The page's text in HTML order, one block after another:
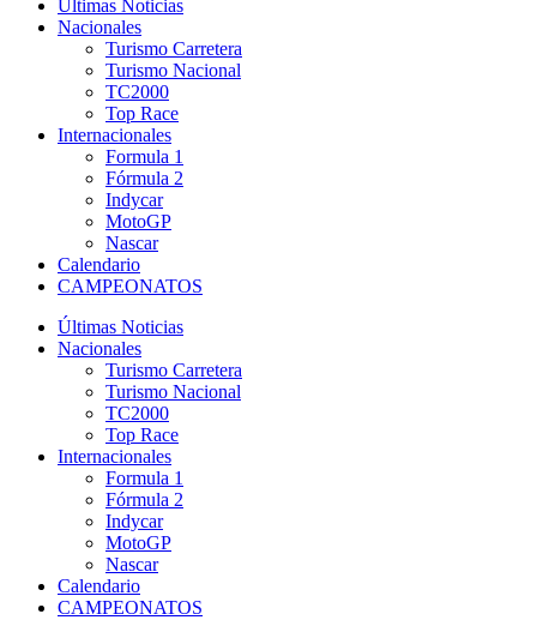
Últimas Noticias
Nacionales
Turismo Carretera
Turismo Nacional
TC2000
Top Race
Internacionales
Formula 1
Fórmula 2
Indycar
MotoGP
Nascar
Calendario
CAMPEONATOS
Últimas Noticias
Nacionales
Turismo Carretera
Turismo Nacional
TC2000
Top Race
Internacionales
Formula 1
Fórmula 2
Indycar
MotoGP
Nascar
Calendario
CAMPEONATOS